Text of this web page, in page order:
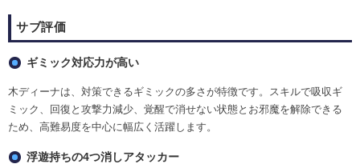
サブ評価
ギミック対応力が高い
木ディーナは、対策できるギミックの多さが特徴です。スキルで吸収ギ
ミック、回復と攻撃力減少、覚醒で消せない状態とお邪魔を解除できる
ため、高難易度を中心に幅広く活躍します。
浮遊持ちの4つ消しアタッカー